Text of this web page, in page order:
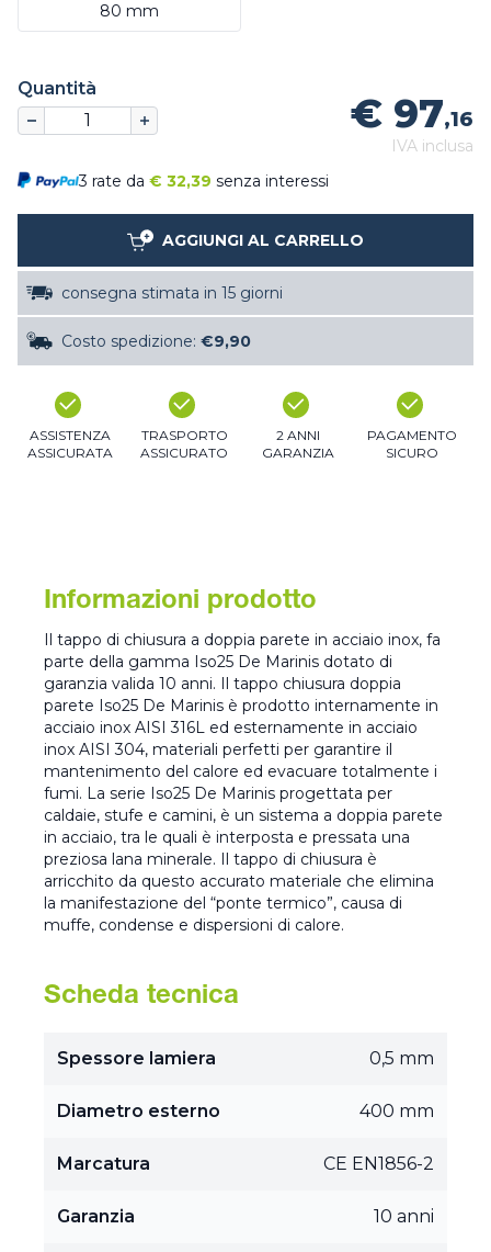
80 mm
Quantità
€ 97,16
IVA inclusa
3 rate da € 32,39 senza interessi
AGGIUNGI AL CARRELLO
consegna stimata in 15 giorni
Costo spedizione: €9,90
ASSISTENZA
ASSICURATA
TRASPORTO
ASSICURATO
2 ANNI
GARANZIA
PAGAMENTO
SICURO
Informazioni prodotto
Il tappo di chiusura a doppia parete in acciaio inox, fa
parte della gamma Iso25 De Marinis dotato di
garanzia valida 10 anni. Il tappo chiusura doppia
parete Iso25 De Marinis è prodotto internamente in
acciaio inox AISI 316L ed esternamente in acciaio
inox AISI 304, materiali perfetti per garantire il
mantenimento del calore ed evacuare totalmente i
fumi. La serie Iso25 De Marinis progettata per
caldaie, stufe e camini, è un sistema a doppia parete
in acciaio, tra le quali è interposta e pressata una
preziosa lana minerale. Il tappo di chiusura è
arricchito da questo accurato materiale che elimina
la manifestazione del “ponte termico”, causa di
muffe, condense e dispersioni di calore.
Scheda tecnica
Spessore lamiera 0,5 mm
Diametro esterno 400 mm
Marcatura CE EN1856-2
Garanzia 10 anni